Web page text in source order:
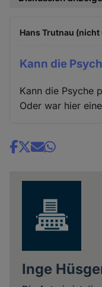
Hans Trutnau
Kann die
Kann die Psyche
Oder war hier
Share
Inge